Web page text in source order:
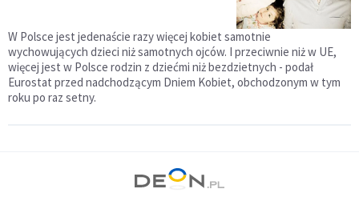
W Polsce jest jedenaście razy więcej kobiet samotnie
wychowujących dzieci niż samotnych ojców. I przeciwnie niż w UE,
więcej jest w Polsce rodzin z dziećmi niż bezdzietnych - podał
Eurostat przed nadchodzącym Dniem Kobiet, obchodzonym w tym
roku po raz setny.